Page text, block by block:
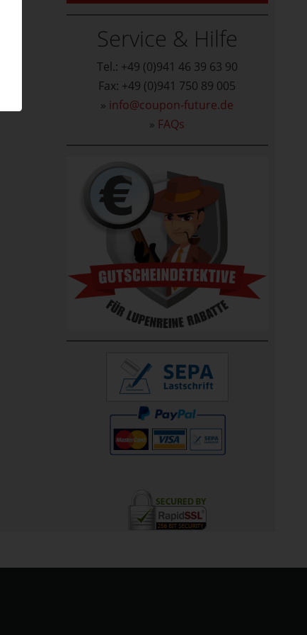
Service & Hilfe
Tel.: +49 (0)941 46 39 63 90
Fax: +49 (0)941 750 89 005
» info@coupon-future.de
» FAQs